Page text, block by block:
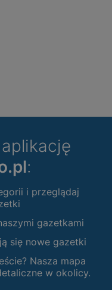
:
i przeglądaj
gazetkami
się nowe gazetki
Nasza mapa
w okolicy.